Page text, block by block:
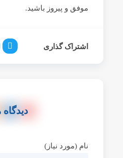
موفق و پیروز باشید.
اشتراک گذاری
دیدگاه
نام (مورد نیاز)